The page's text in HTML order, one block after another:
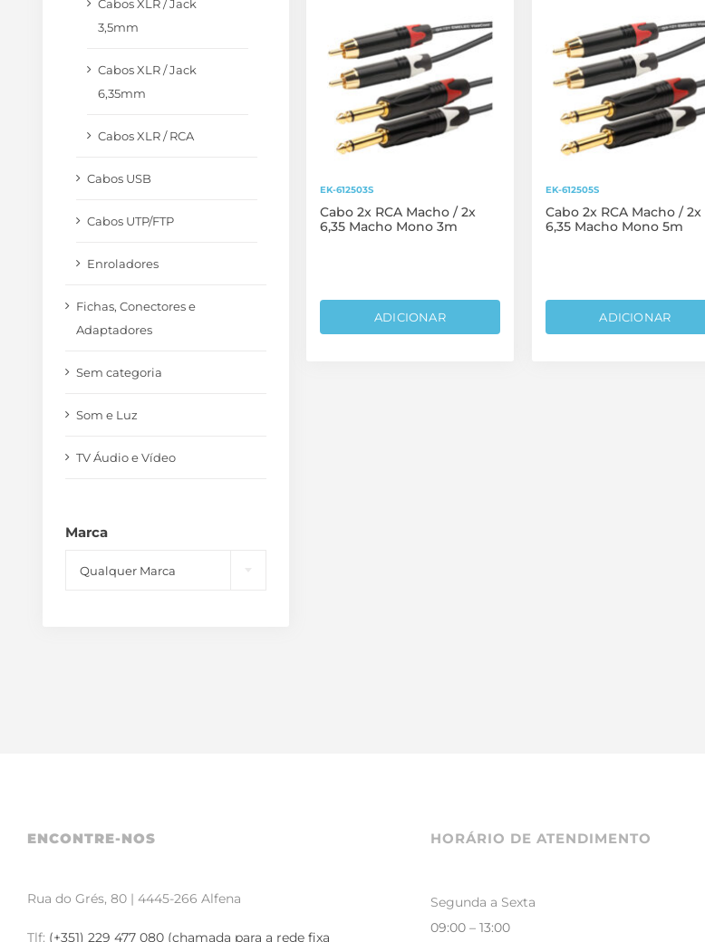
Cabos XLR / Jack
3,5mm
Cabos XLR / Jack
6,35mm
Cabos XLR / RCA
Cabos USB
Cabos UTP/FTP
Enroladores
Fichas, Conectores e
Adaptadores
Sem categoria
Som e Luz
TV Áudio e Vídeo
Marca
Qualquer Marca
EK-612503S
Cabo 2x RCA Macho / 2x
6,35 Macho Mono 3m
ADICIONAR
EK-612505S
Cabo 2x RCA Macho / 2x
6,35 Macho Mono 5m
ADICIONAR
ENCONTRE-NOS
Rua do Grés, 80 | 4445-266 Alfena
Tlf: (+351) 229 477 080 (chamada para a rede fixa
HORÁRIO DE ATENDIMENTO
Segunda a Sexta
09:00 – 13:00